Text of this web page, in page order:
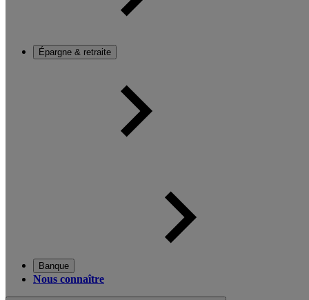
Épargne & retraite
Banque
Nous connaître